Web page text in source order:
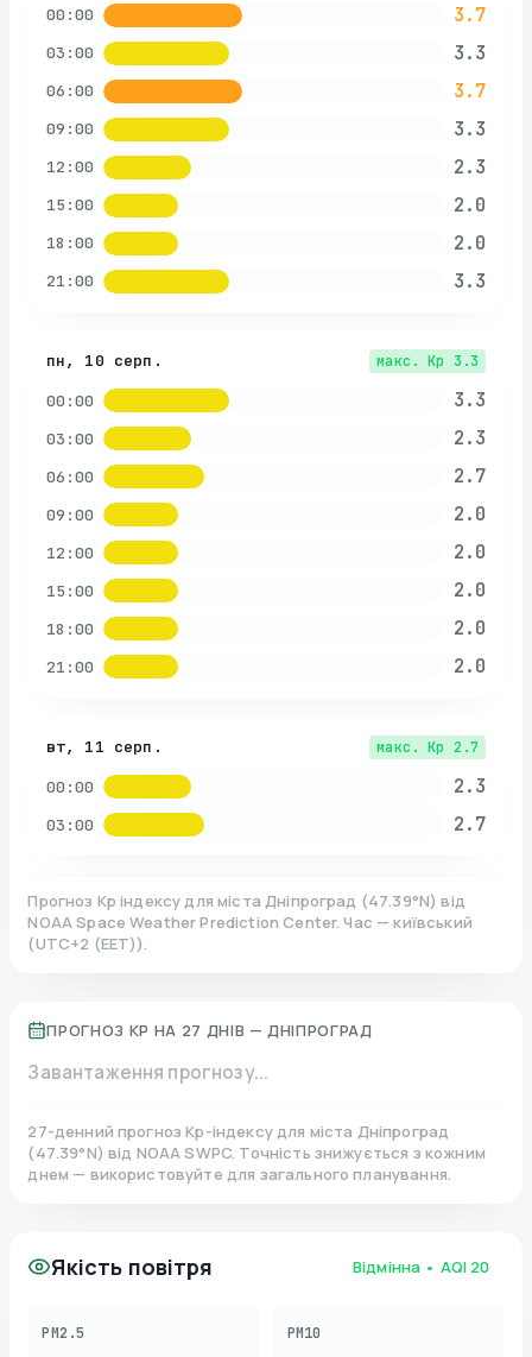
00:00 3.7
03:00 3.3
06:00 3.7
09:00 3.3
12:00 2.3
15:00 2.0
18:00 2.0
21:00 3.3
пн, 10 серп. макс. Kp 3.3
00:00 3.3
03:00 2.3
06:00 2.7
09:00 2.0
12:00 2.0
15:00 2.0
18:00 2.0
21:00 2.0
вт, 11 серп. макс. Kp 2.7
00:00 2.3
03:00 2.7
Прогноз Kp індексу для міста Дніпроград (47.39°N)від
NOAA Space Weather Prediction Center. Час — київський
(UTC+2 (EET)).
ПРОГНОЗ KP НА 27 ДНІВ — ДНІПРОГРАД
Завантаження прогнозу...
27-денний прогноз Kp-індексу для міста Дніпроград
(47.39°N)від NOAA SWPC. Точність знижується з кожним
днем — використовуйте для загального планування.
Якість повітря Відмінна • AQI 20
PM2.5 PM10